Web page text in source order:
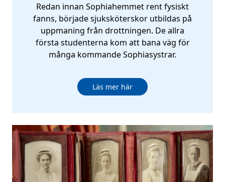
Redan innan Sophiahemmet rent fysiskt
fanns, började sjuksköterskor utbildas på
uppmaning från drottningen. De allra
första studenterna kom att bana väg för
många kommande Sophiasystrar.
Läs mer här